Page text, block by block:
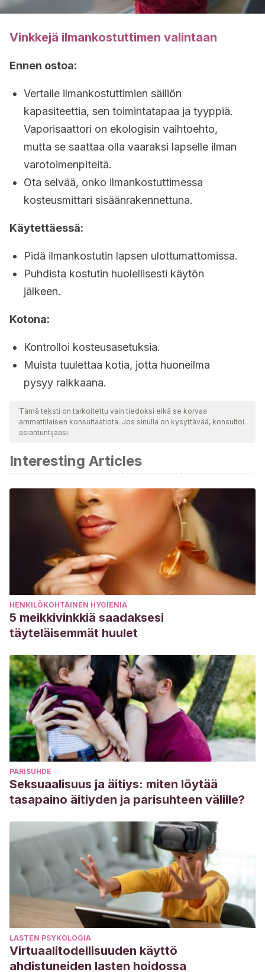
Vinkkejä ilmankostuttimen valintaan
Ennen ostoa:
Vertaile ilmankostuttimien säiliön
kapasiteettia, sen toimintatapaa ja tyyppiä.
Vaporisaattori on ekologisin vaihtoehto,
mutta se saattaa olla vaaraksi lapselle ilman
varotoimenpiteitä.
Ota selvää, onko ilmankostuttimessa
kosteusmittari sisäänrakennettuna.
Käytettäessä:
Pidä ilmankostutin lapsen ulottumattomissa.
Puhdista kostutin huolellisesti käytön
jälkeen.
Kotona:
Kontrolloi kosteusasetuksia.
Muista tuulettaa kotia, jotta huoneilma
pysyy raikkaana.
Tämä teksti on tarkoitettu vain tiedoksi eikä se korvaa
ammattilaisen konsultaatiota. Jos sinulla on kysyttävää, konsultoi
asiantuntijaasi.
Interesting Articles
HENKILÖKOHTAINEN HYGIENIA
5 meikkivinkkiä saadaksesi
täyteläisemmät huulet
PARISUHDE
Seksuaalisuus ja äitiys: miten löytää
tasapaino äitiyden ja parisuhteen välille?
LASTEN PSYKOLOGIA
Virtuaalitodellisuuden käyttö
ahdistuneiden lasten hoidossa